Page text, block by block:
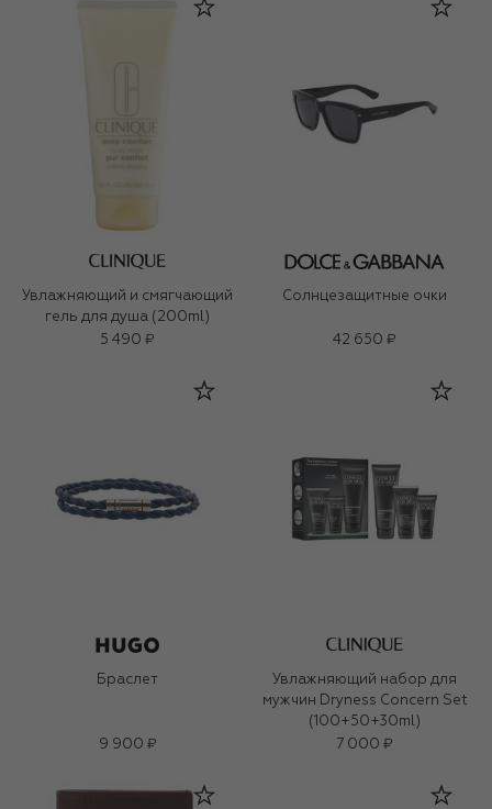
Увлажняющий и смягчающий
гель для душа (200ml)
5 490 ₽
Солнцезащитные очки
42 650 ₽
Браслет
9 900 ₽
Увлажняющий набор для
мужчин Dryness Concern Set
(100+50+30ml)
7 000 ₽